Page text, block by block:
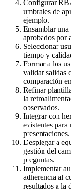
Configurar
umbrales de
ejemplo.
Ensamblar
aprobados por
Seleccionar
tiempo y
Formar a los
validar salidas
comparación
Refinar
la
observados.
Integrar con
existentes para
presentaciones.
Desplegar a
gestión del
preguntas.
Implementar
adherencia al
resultados a la